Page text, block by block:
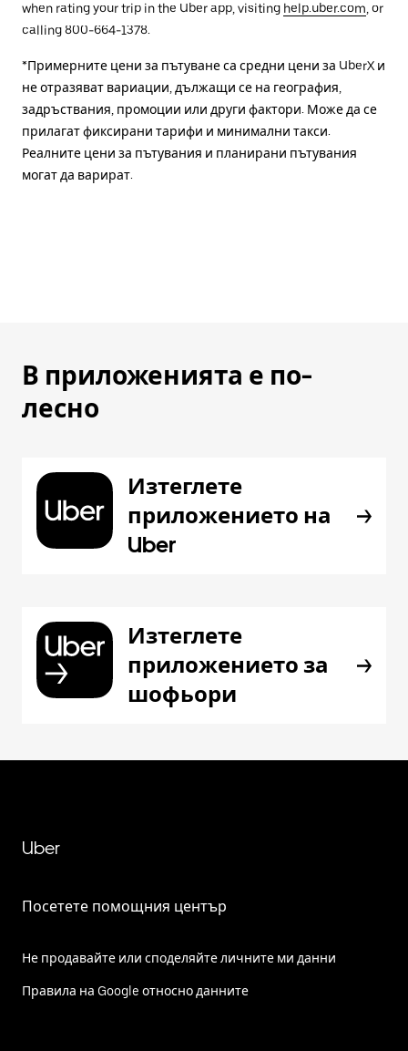
when rating your trip in the Uber app, visiting help.uber.com , or
calling 800-664-1378.
*Примерните цени за пътуване са средни цени за UberX и
не отразяват вариации, дължащи се на география,
задръствания, промоции или други фактори. Може да се
прилагат фиксирани тарифи и минимални такси.
Реалните цени за пътувания и планирани пътувания
могат да варират.
В приложенията е по-
лесно
Изтеглете
приложението на
Uber
Изтеглете
приложението за
шофьори
Uber
Посетете помощния център
Не продавайте или споделяйте личните ми данни
Правила на Google относно данните